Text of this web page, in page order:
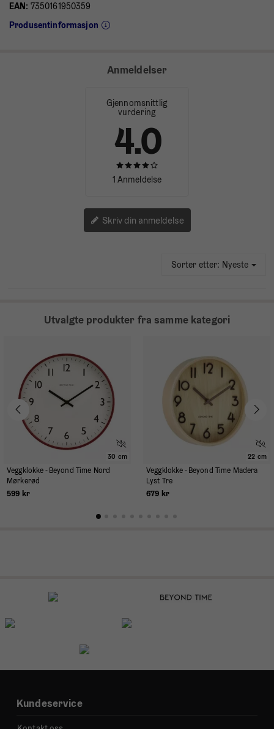
EAN: 7350161950359
Produsentinformasjon
Anmeldelser
Gjennomsnittlig
vurdering
4.0
1 Anmeldelse
Skriv din anmeldelse
Sorter etter: Nyeste
Utvalgte produkter fra samme kategori
30 cm
Veggklokke - Beyond Time Nord
Mørkerød
599 kr
22 cm
Veggklokke - Beyond Time Madera
Lyst Tre
679 kr
Kundeservice